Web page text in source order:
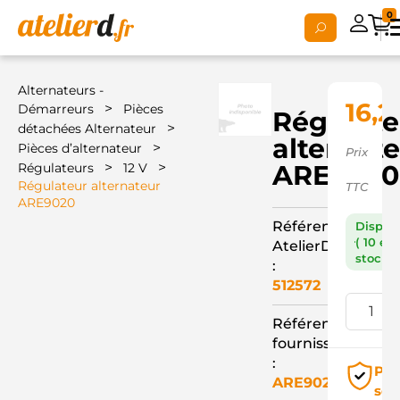
0
Alternateurs -
Démarreurs
>
Pièces
détachées Alternateur
>
Pièces d’alternateur >
Régulateurs > 12 V >
Régulateur alternateur
ARE9020
ARE9020
Référence
AtelierD
:
512572
Référence
fournisseur
:
ARE9020
Prix
TTC
( 10 en
stock )